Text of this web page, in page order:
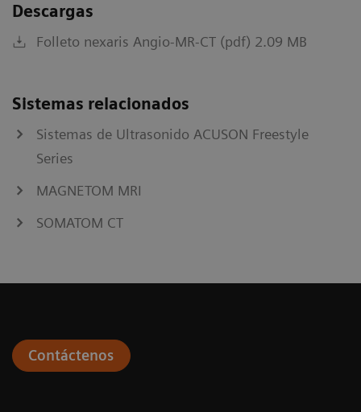
Descargas
Folleto nexaris Angio-MR-CT (pdf) 2.09 MB
Sistemas relacionados
Sistemas de Ultrasonido ACUSON Freestyle
Series
MAGNETOM MRI
SOMATOM CT
Contáctenos